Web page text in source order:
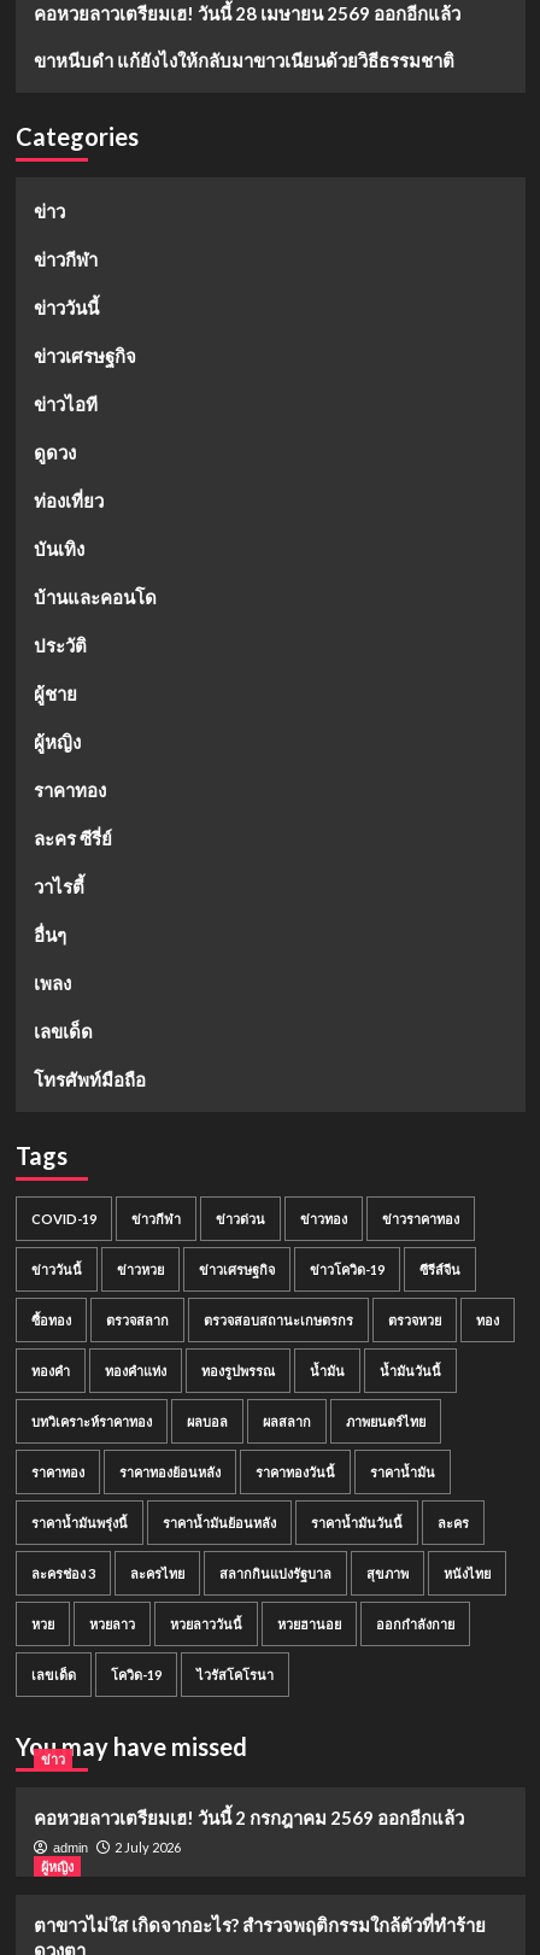
คอหวยลาวเตรียมเฮ! วันนี้ 28 เมษายน 2569 ออกอีกแล้ว
ขาหนีบดำ แก้ยังไงให้กลับมาขาวเนียนด้วยวิธีธรรมชาติ
Categories
ข่าว
ข่าวกีฬา
ข่าววันนี้
ข่าวเศรษฐกิจ
ข่าวไอที
ดูดวง
ท่องเที่ยว
บันเทิง
บ้านและคอนโด
ประวัติ
ผู้ชาย
ผู้หญิง
ราคาทอง
ละคร ซีรี่ย์
วาไรตี้
อื่นๆ
เพลง
เลขเด็ด
โทรศัพท์มือถือ
Tags
COVID-19 ข่าวกีฬา ข่าวด่วน ข่าวทอง ข่าวราคาทอง
ข่าววันนี้ ข่าวหวย ข่าวเศรษฐกิจ ข่าวโควิด-19 ซีรีส์จีน
ซื้อทอง ตรวจสลาก ตรวจสอบสถานะเกษตรกร ตรวจหวย ทอง
ทองคำ ทองคำแท่ง ทองรูปพรรณ น้ำมัน น้ำมันวันนี้
บทวิเคราะห์ราคาทอง ผลบอล ผลสลาก ภาพยนตร์ไทย
ราคาทอง ราคาทองย้อนหลัง ราคาทองวันนี้ ราคาน้ำมัน
ราคาน้ำมันพรุ่งนี้ ราคาน้ำมันย้อนหลัง ราคาน้ำมันวันนี้ ละคร
ละครช่อง 3 ละครไทย สลากกินแบ่งรัฐบาล สุขภาพ หนังไทย
หวย หวยลาว หวยลาววันนี้ หวยฮานอย ออกกำลังกาย
เลขเด็ด โควิด-19 ไวรัสโคโรนา
You may have missed
ข่าว
คอหวยลาวเตรียมเฮ! วันนี้ 2 กรกฎาคม 2569 ออกอีกแล้ว
admin
2 July 2026
ผู้หญิง
ตาขาวไม่ใส เกิดจากอะไร? สำรวจพฤติกรรมใกล้ตัวที่ทำร้าย
ดวงตา